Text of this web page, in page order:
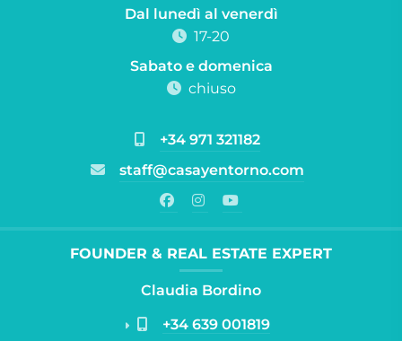
Dal lunedì al venerdì
17-20
Sabato e domenica
chiuso
+34 971 321182
staff@casayentorno.com
FOUNDER & REAL ESTATE EXPERT
Claudia Bordino
+34 639 001819